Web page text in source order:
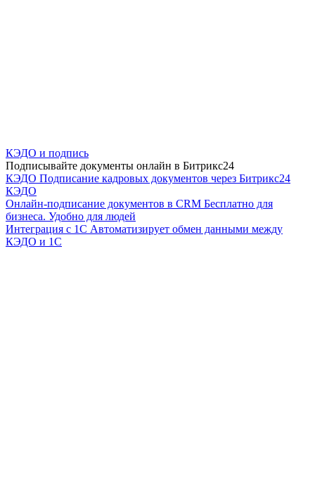
КЭДО и подпись
Подписывайте документы онлайн в Битрикс24
КЭДО Подписание кадровых документов через Битрикс24
КЭДО
Онлайн-подписание документов в CRM Бесплатно для
бизнеса. Удобно для людей
Интеграция с 1С Автоматизирует обмен данными между
КЭДО и 1С